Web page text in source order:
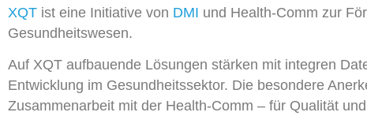
XQT ist eine Initiative von DMI und Health-Comm zur
Gesundheitswesen.
Auf XQT aufbauende Lösungen stärken mit integren
Entwicklung im Gesundheitssektor. Die besondere
Zusammenarbeit mit der Health-Comm – für Qualität